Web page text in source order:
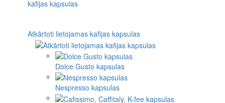
Atkārtoti lietojamas kafijas kapsulas
Dolce Gusto kapsulas
Nespresso kapsulas